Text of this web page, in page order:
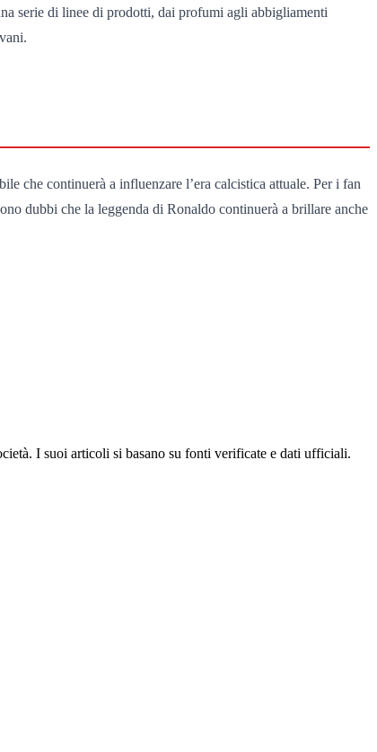
serie di linee di prodotti, dai profumi agli abbigliamenti
che continuerà a influenzare l’era calcistica attuale. Per i fan
dubbi che la leggenda di Ronaldo continuerà a brillare anche
I suoi articoli si basano su fonti verificate e dati ufficiali.